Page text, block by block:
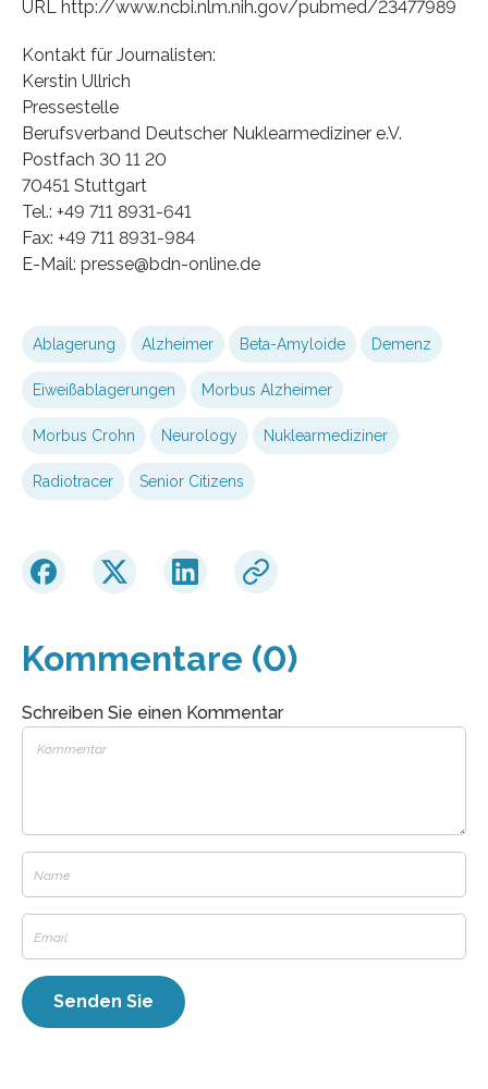
URL http://www.ncbi.nlm.nih.gov/pubmed/23477989
Kontakt für Journalisten:
Kerstin Ullrich
Pressestelle
Berufsverband Deutscher Nuklearmediziner e.V.
Postfach 30 11 20
70451 Stuttgart
Tel.: +49 711 8931-641
Fax: +49 711 8931-984
E-Mail: presse@bdn-online.de
Ablagerung Alzheimer Beta-Amyloide Demenz
Eiweißablagerungen Morbus Alzheimer
Morbus Crohn Neurology Nuklearmediziner
Radiotracer Senior Citizens
Kommentare (0)
Schreiben Sie einen Kommentar